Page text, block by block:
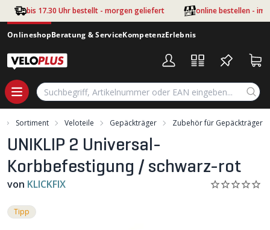
Zum Hauptinhalt springen
bis 17.30 Uhr bestellt - morgen geliefert online bestellen - im
OnlineshopBeratung & ServiceKompetenzErlebnis
Sortiment Veloteile Gepäckträger Zubehör für Gepäckträger
UNIKLIP 2 Universal-
Korbbefestigung / schwarz-rot
von KLICKFIX
Tipp